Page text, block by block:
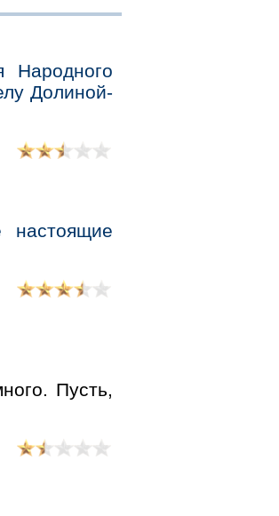
Народного
Долиной-
настоящие
Пусть,